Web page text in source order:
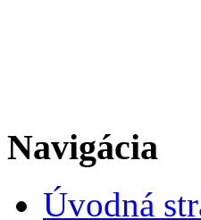
Navigácia
Úvodná